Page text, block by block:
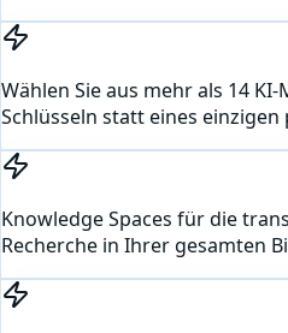
Wählen Sie aus mehr als 14
Schlüsseln statt eines
Knowledge Spaces für die
Recherche in Ihrer gesamten